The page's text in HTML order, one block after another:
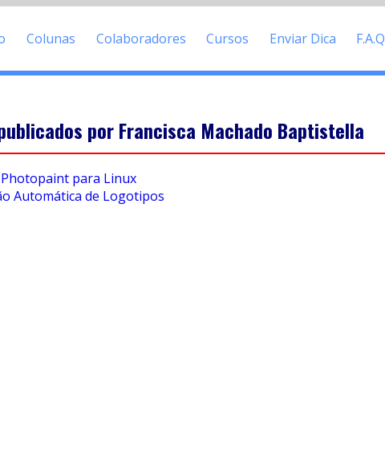
Colunas Colaboradores Cursos Enviar Dica F.A.Q
por Francisca Machado Baptistella
para Linux
Automática de Logotipos